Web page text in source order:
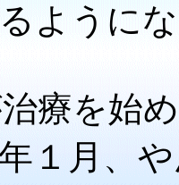
ように
療を始
１月、